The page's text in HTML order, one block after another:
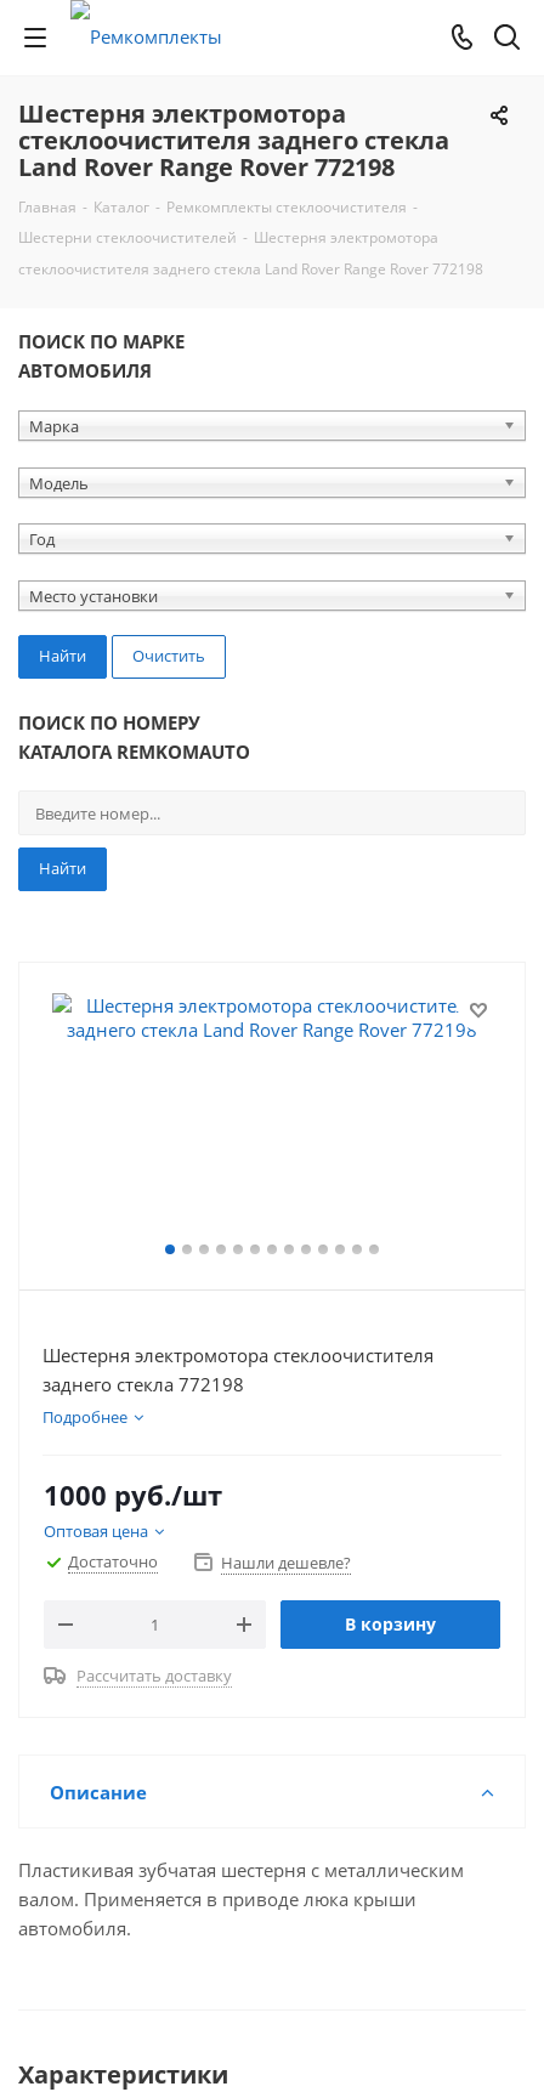
Шестерня электромотора
стеклоочистителя заднего стекла
Land Rover Range Rover 772198
Главная - Каталог - Ремкомплекты стеклоочистителя -
Шестерни стеклоочистителей - Шестерня электромотора
стеклоочистителя заднего стекла Land Rover Range Rover 772198
ПОИСК ПО МАРКЕ
АВТОМОБИЛЯ
Марка
Модель
Год
Место установки
Найти Очистить
ПОИСК ПО НОМЕРУ
КАТАЛОГА REMKOMAUTO
Найти
Шестерня электромотора стеклоочистителя
заднего стекла 772198
Подробнее
1000 руб./шт
Оптовая цена
Достаточно
Нашли дешевле?
В корзину
Рассчитать доставку
Описание
Пластикивая зубчатая шестерня с металлическим
валом. Применяется в приводе люка крыши
автомобиля.
Характеристики